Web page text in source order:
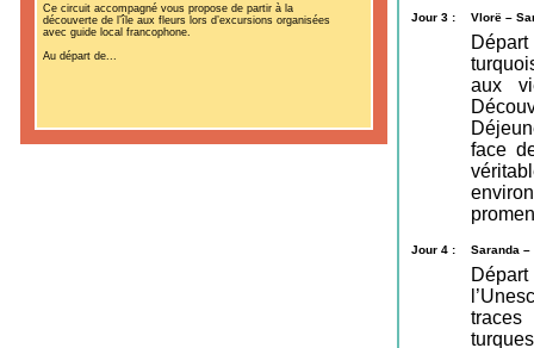
Ce circuit accompagné vous propose de partir à la
découverte de l’île aux fleurs lors d’excursions organisées
avec guide local francophone.
Au départ de...
Jour 3 : Vlorë –
aux
face
Jour 4 : Saranda –
traces